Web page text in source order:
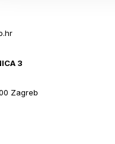
3
Zagreb